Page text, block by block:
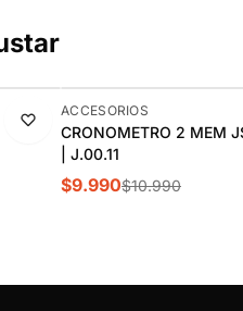
-9%
ACCESORIOS
CRONOMETRO 2 MEM
| J.00.11
$9.990$10.990